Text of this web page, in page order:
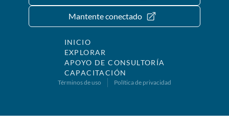
Mantente conectado
INICIO
EXPLORAR
APOYO DE CONSULTORÍA
CAPACITACIÓN
Términos de uso Política de privacidad